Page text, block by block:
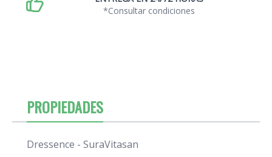
*Consultar condiciones
PROPIEDADES
Dressence - SuraVitasan